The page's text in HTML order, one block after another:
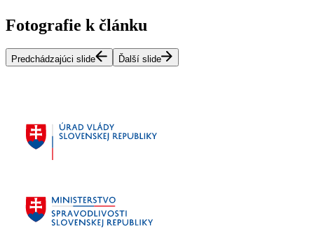
Fotografie k článku
Predchádzajúci slide Ďalší slide